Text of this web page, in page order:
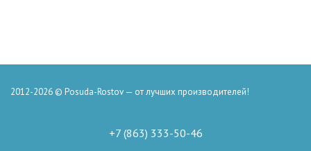
2012-2026 © Posuda-Rostov — от лучших производителей!
+7 (863) 333-50-46